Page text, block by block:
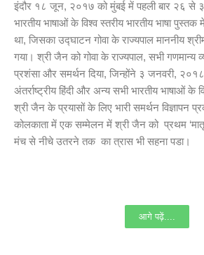
इंदौर १८ जून, २०१७ को मुंबई में पहली बार २६ से
भारतीय भाषाओं के विश्व स्तरीय भारतीय भाषा
था, जिसका उद्घाटन गोवा के राज्यपाल माननीय
गया। श्री जैन को गोवा के राज्यपाल, सभी गणमान्य
प्रशंसा और समर्थन दिया, जिन्होंने ३ जनवरी, २०१८
अंतर्राष्ट्रीय हिंदी और अन्य सभी भारतीय भाषाओं
श्री जैन के प्रयासों के लिए भारी समर्थन विज्ञापन
कोलकाता में एक सम्मेलन में श्री जैन को प्रथम ‘मातृ
मंच से नीचे उतरने तक का त्रास भी सहना पडा।
आगे पढ़ें....